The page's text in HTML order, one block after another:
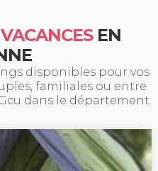
EN
disponibles pour vos
familiales ou entre
dans le département.